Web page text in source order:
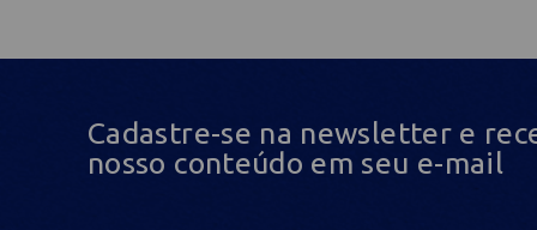
Cadastre-se na newsletter e
nosso conteúdo em seu e-mail